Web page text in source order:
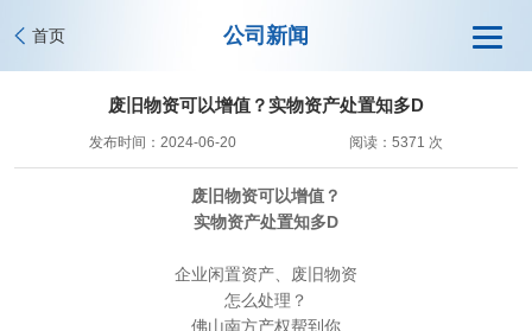
首页 公司新闻
废旧物资可以增值？实物资产处置知多D
发布时间：2024-06-20 阅读：5371 次
废旧物资可以增值？
实物资产处置知多D
企业闲置资产、废旧物资
怎么处理？
佛山南方产权帮到你